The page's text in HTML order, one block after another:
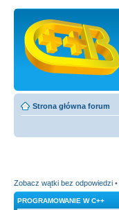
Strona główna forum
Zobacz wątki bez odpowiedzi •
PROGRAMOWANIE W C++